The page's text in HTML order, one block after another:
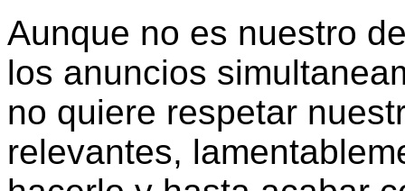
Aunque no es nuestro
los anuncios
no quiere respetar
relevantes,